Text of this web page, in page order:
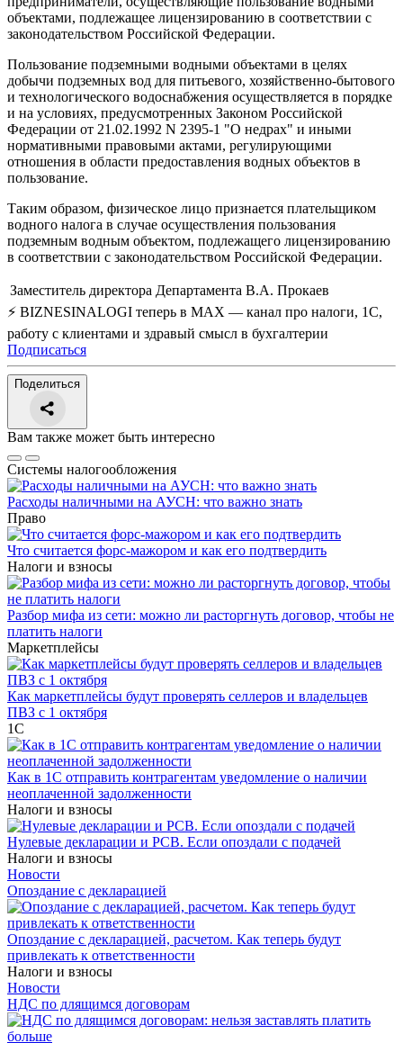
объектами, подлежащее лицензированию в соответствии с
законодательством Российской Федерации.
Пользование подземными водными объектами в целях
добычи подземных вод для питьевого, хозяйственно-бытового
и технологического водоснабжения осуществляется в порядке
и на условиях, предусмотренных Законом Российской
Федерации от 21.02.1992 N 2395-1 "О недрах" и иными
нормативными правовыми актами, регулирующими
отношения в области предоставления водных объектов в
пользование.
Таким образом, физическое лицо признается плательщиком
водного налога в случае осуществления пользования
подземным водным объектом, подлежащего лицензированию
в соответствии с законодательством Российской Федерации.
Заместитель директора Департамента В.А. Прокаев
⚡ BIZNESINALOGI теперь в MAX — канал про налоги, 1С,
работу с клиентами и здравый смысл в бухгалтерии
Подписаться
Поделиться
Вам также может быть интересно
Системы налогообложения
Расходы наличными на АУСН: что важно знать
Право
Что считается форс-мажором и как его подтвердить
Налоги и взносы
Разбор мифа из сети: можно ли расторгнуть договор, чтобы не
платить налоги
Маркетплейсы
Как маркетплейсы будут проверять селлеров и владельцев
ПВЗ с 1 октября
1С
Как в 1С отправить контрагентам уведомление о наличии
неоплаченной задолженности
Налоги и взносы
Нулевые декларации и РСВ. Если опоздали с подачей
Налоги и взносы
Новости
Опоздание с декларацией
Опоздание с декларацией, расчетом. Как теперь будут
привлекать к ответственности
Налоги и взносы
Новости
НДС по длящимся договорам